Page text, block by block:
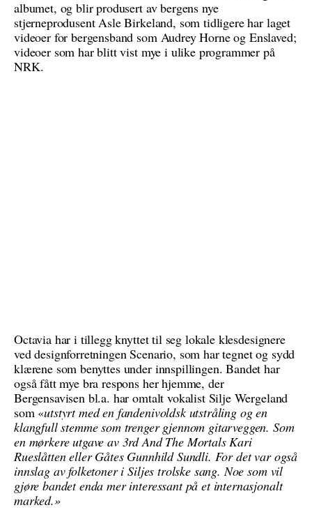
albumet, og blir produsert av bergens nye
stjerneprodusent Asle Birkeland, som tidligere har laget
videoer for bergensband som Audrey Horne og Enslaved;
videoer som har blitt vist mye i ulike programmer på
NRK.
Octavia har i tillegg knyttet til seg lokale klesdesignere
ved designforretningen Scenario, som har tegnet og sydd
klærene som benyttes under innspillingen. Bandet har
også fått mye bra respons her hjemme, der
Bergensavisen bl.a. har omtalt vokalist Silje Wergeland
som «utstyrt med en fandenivoldsk utstråling og en
klangfull stemme som trenger gjennom gitarveggen. Som
en mørkere utgave av 3rd And The Mortals Kari
Rueslåtten eller Gåtes Gunnhild Sundli. For det var også
innslag av folketoner i Siljes trolske sang. Noe som vil
gjøre bandet enda mer interessant på et internasjonalt
marked.»